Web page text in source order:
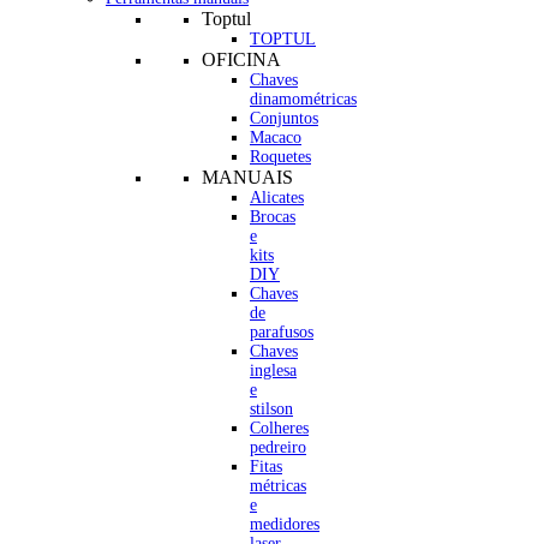
Toptul
TOPTUL
OFICINA
Chaves
dinamométricas
Conjuntos
Macaco
Roquetes
MANUAIS
Alicates
Brocas
e
kits
DIY
Chaves
de
parafusos
Chaves
inglesa
e
stilson
Colheres
pedreiro
Fitas
métricas
e
medidores